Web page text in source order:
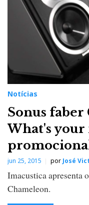
Notícias
Sonus faber
What's your
jun 25, 2015 porJosé
Imacustica apresenta
Chameleon.